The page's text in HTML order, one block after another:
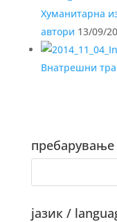
Хуманитарна
автори 13/09/
Внатрешни
пребарување
јазик /